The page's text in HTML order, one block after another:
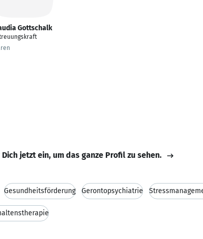
Gottschalk
Dich jetzt ein, um das ganze Profil zu sehen.
Gesundheitsförderung Gerontopsychiatrie